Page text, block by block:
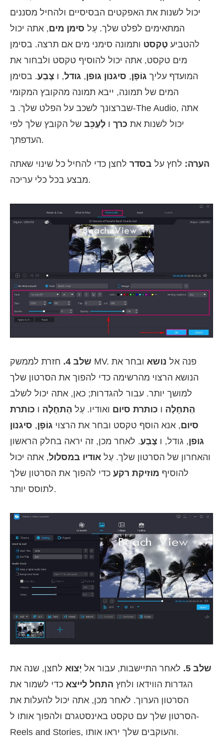
יכול לשנות את האפקטים הבסיסיים ולהחיל מסננים
המתאימים לפלט שלך. עַל סימן מים, אתה יכול
להטביע טֶקסט ותמונה סימני מים אם תרצה. בסימן
מים טקסט, אתה יכול להוסיף טקסט ולבחור את
המועדף עליך גוֹפָן, סיגנון גופן, גודל, ו צֶבַע. בסימן
המים של תמונה, ייבא תמונה מהקובץ המקומי
שברצונך לשכב על הפלט שלך. ב-The Audio, אתה
יכול לשנות את כרך ו לְעַכֵּב של הקובץ שלך לפי
העדפתך.
הערה: לחץ על בסדר לחצן כדי להחיל כל שינוי שאתה
מבצע בכל כלי עריכה.
שלב 4. חזרת לממשק MV. פנה אל נושא ובחר את
הנושא הרצוי מהרשימה כדי להפוך את הסרטון שלך
למושך יותר. עבור להגדרות; כאן, אתה יכול לשלב
הַתחָלָה ו כותרת סיום ואודיו. עַל הַתחָלָה ו כותרת
סיום, אנא הוסף טקסט ובחר את הרצוי גוֹפָן, סיגנון
גופן, גודל, ו צֶבַע. לאחר מכן, זה יראה בחלק הראשון
והאחרון של הסרטון שלך. עַל אודיו במסלול, אתה יכול
להוסיף מוזיקת רקע כדי להפוך את הסרטון שלך
לתוסס יותר.
שלב 5. לאחר התיישבות, עבור אל יְצוּא לחצן, שנה את
הגדרות הווידאו ולחץ התחל לייצא כדי לשמור את
הסרטון הערוך. לאחר מכן, אתה יכול להעלות את
הסרטון שלך עם טקסט באינסטגרם ולהפוך אותו ל-
Reels and Stories, והעוקבים שלך יראו אותו.